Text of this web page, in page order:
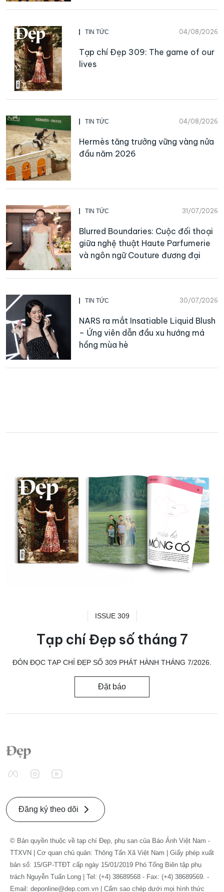
TIN TỨC 04/08/2026
Tạp chí Đẹp 309: The game of our
lives
TIN TỨC 04/08/2026
Hermès tăng trưởng vững vàng nửa
đầu năm 2026
TIN TỨC 31/07/2026
Blurred Boundaries: Cuộc đối thoại
giữa nghệ thuật Haute Parfumerie
và ngôn ngữ Couture đương đại
TIN TỨC 30/07/2026
NARS ra mắt Insatiable Liquid Blush
– Ứng viên dẫn đầu xu hướng má
hồng mùa hè
ISSUE 309
Tạp chí Đẹp số tháng 7
ĐÓN ĐỌC TẠP CHÍ ĐẸP SỐ 309 PHÁT HÀNH THÁNG 7/2026.
Đặt báo
Đăng ký theo dõi
© Bản quyền thuộc về tạp chí Đẹp, phụ san của Báo Ảnh Việt Nam -
TTXVN | Cơ quan chủ quản: Thông Tấn Xã Việt Nam | Giấy phép xuất
bản số: 15/GP-TTĐT cấp ngày 15/01/2019 Phó Tổng Biên tập phụ
trách Nguyễn Tuấn Long | Tel: (+4) 38689568 - Fax: (+4) 38689569. -
Email: deponline@dep.com.vn | Cấm sao chép dưới mọi hình thức